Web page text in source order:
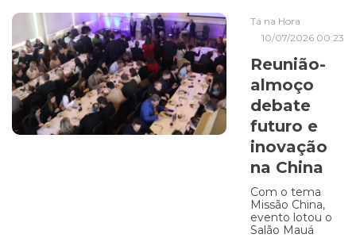
Tá na Hora
10/07/2026 00:23
Reunião-
almoço
debate
futuro e
inovação
na China
Com o tema
Missão China,
evento lotou o
Salão Mauá